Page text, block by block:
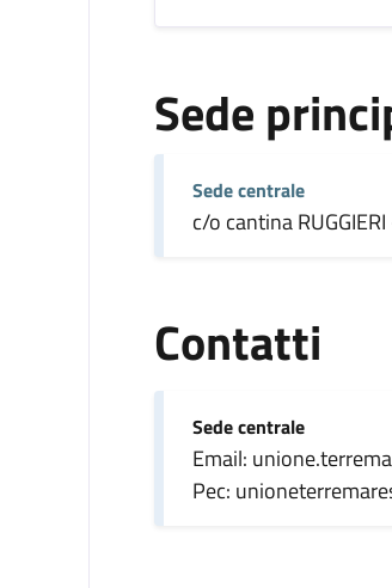
Sede
Sede centrale
c/o cantina
Contatti
Sede centrale
Email:
Pec: